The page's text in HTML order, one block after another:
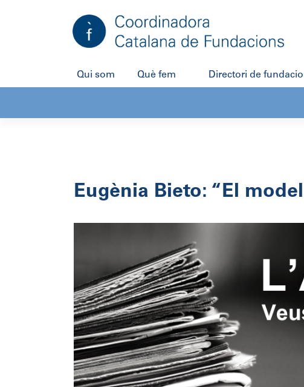
Qui som Què fem Directori de
Eugènia Bieto: “El